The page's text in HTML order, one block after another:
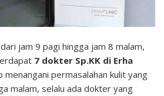
jam 9 pagi hingga jam 8 malam,
7 dokter Sp.KK di Erha
menangani permasalahan kulit yang
malam, selalu ada dokter yang